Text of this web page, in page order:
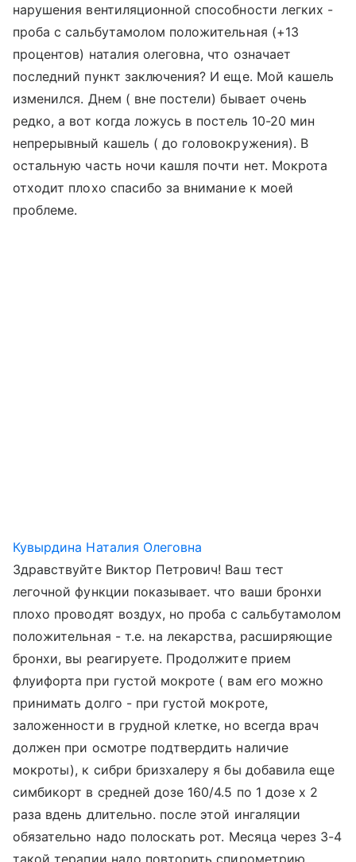
нарушения вентиляционной способности легких -
проба с сальбутамолом положительная (+13
процентов) наталия олеговна, что означает
последний пункт заключения? И еще. Мой кашель
изменился. Днем ( вне постели) бывает очень
редко, а вот когда ложусь в постель 10-20 мин
непрерывный кашель ( до головокружения). В
остальную часть ночи кашля почти нет. Мокрота
отходит плохо спасибо за внимание к моей
проблеме.
Кувырдина Наталия Олеговна
Здравствуйте Виктор Петрович! Ваш тест
легочной функции показывает. что ваши бронхи
плохо проводят воздух, но проба с сальбутамолом
положительная - т.е. на лекарства, расширяющие
бронхи, вы реагируете. Продолжите прием
флуифорта при густой мокроте ( вам его можно
принимать долго - при густой мокроте,
заложенности в грудной клетке, но всегда врач
должен при осмотре подтвердить наличие
мокроты), к сибри бризхалеру я бы добавила еще
симбикорт в средней дозе 160/4.5 по 1 дозе х 2
раза вдень длительно. после этой ингаляции
обязательно надо полоскать рот. Месяца через 3-4
такой терапии надо повторить спирометрию.